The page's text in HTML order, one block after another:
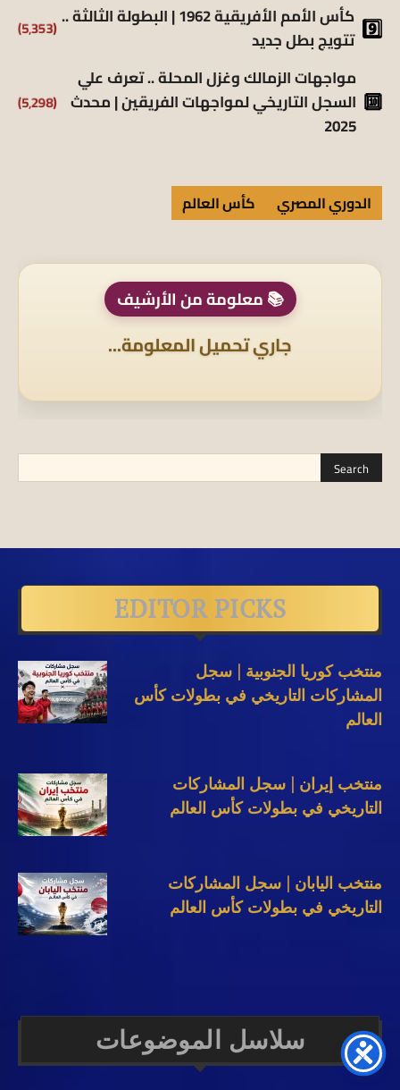
كأس الأمم الأفريقية 1962 | البطولة الثالثة ..
تتويج بطل جديد
(5٬353)
مواجهات الزمالك وغزل المحلة .. تعرف علي
السجل التاريخي لمواجهات الفريقين | محدث
2025
(5٬298)
الدوري المصري كأس العالم
📚 معلومة من الأرشيف
جاري تحميل المعلومة...
EDITOR PICKS
منتخب كوريا الجنوبية | سجل
المشاركات التاريخي في بطولات كأس
العالم
منتخب إيران | سجل المشاركات
التاريخي في بطولات كأس العالم
منتخب اليابان | سجل المشاركات
التاريخي في بطولات كأس العالم
سلاسل الموضوعات